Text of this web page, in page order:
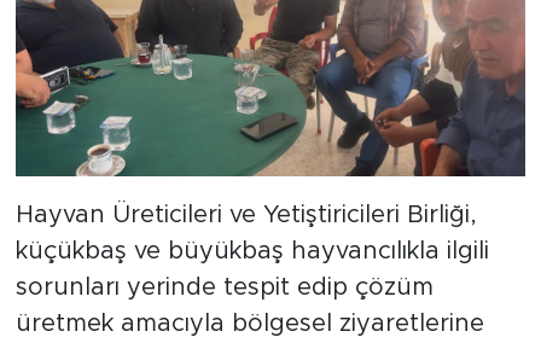
Hayvan Üreticileri ve Yetiştiricileri Birliği,
küçükbaş ve büyükbaş hayvancılıkla ilgili
sorunları yerinde tespit edip çözüm
üretmek amacıyla bölgesel ziyaretlerine